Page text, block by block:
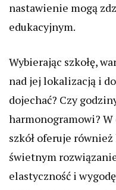
nastawienie mogą
edukacyjnym.
Wybierając szkołę,
nad jej lokalizacją i
dojechać? Czy
harmonogramowi?
szkół oferuje
świetnym
elastyczność i